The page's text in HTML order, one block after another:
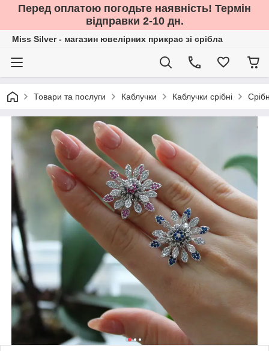
Перед оплатою погодьте наявність! Термін
відправки 2-10 дн.
Miss Silver - магазин ювелірних прикрас зі срібла
Товари та послуги Каблучки Каблучки срібні